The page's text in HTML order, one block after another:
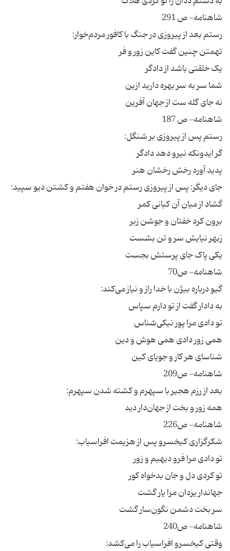
شاهنامه- ص 291
رستم بعد از پیروزی در جنگ با کافور مردم‌خوار:
تهمتن چنین گفت کاین زور و فر
یک خلقتی باشد از دادگر
شما سر به سر بهره دارید ازین
نه جای گله ست از جهان آفرین
شاهنامه- ص 187
رستم پس از پیروزی بر شنگل:
گر ایدونکه نیرو دهد دادگر
پدید آورد رخش رخشان هنر
جای دیگر: پس از پیروزی رستم در خوان هفتم و کشتن دیو سپید:
گشاد از میان آن کیانی کمر
برون کرد خفتان و جوشن زبر
زبهر نیایش سر و تن بشست
یکی پاک جای پرستش بجست
شاهنامه- ص70
گیو درباره بیژن با خدا راز و نیاز می‌کند:
به دادار گفت از تو دارم سپاس
تو دادی مرا پور نیکی‌شناس
همی زور دادی همی هوش و دین
شناسای هر کار و جویای کین
شاهنامه- ص209
بعد از رزم هجیر با سپهرم و کشته شدن سپهرم:
همه زور و بخت از جهان‌دار دید
شاهنامه- ص226
شکرگزاری کیخسرو پس از هزیمت افراسیاب:
تو دادی مرا فرو دیهیم و زور
تو کردی دل و جان بدخواه کور
جهاندار یزدان مرا یار گشت
سر بخت دشمن نگون‌سار گشت
شاهنامه- ص240
وقتی کیخسرو افراسیاب را می‌کشد: